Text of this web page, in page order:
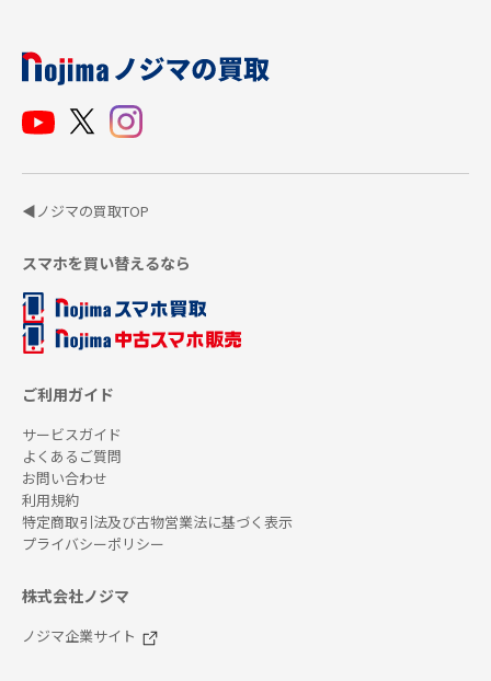
◀ノジマの買取TOP
スマホを買い替えるなら
ご利用ガイド
サービスガイド
よくあるご質問
お問い合わせ
利用規約
特定商取引法及び古物営業法に基づく表示
プライバシーポリシー
株式会社ノジマ
ノジマ企業サイト